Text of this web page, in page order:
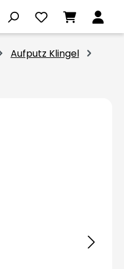
Aufputz Klingel